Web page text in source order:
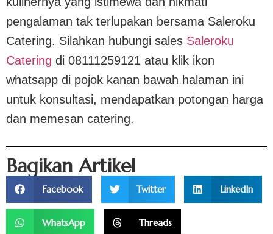
pengalaman tak terlupakan bersama Saleroku
Catering. Silahkan hubungi sales Saleroku
Catering di 08111259121 atau klik ikon
whatsapp di pojok kanan bawah halaman ini
untuk konsultasi, mendapatkan potongan harga
dan memesan catering.
Bagikan Artikel
Facebook Twitter LinkedIn
WhatsApp Threads